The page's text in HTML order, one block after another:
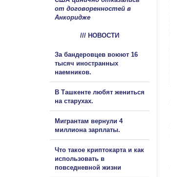
от договоренностей в
Анкоридже
/// НОВОСТИ
За бандеровцев воюют 16
тысяч иностранных
наемников.
В Ташкенте любят жениться
на старухах.
Мигрантам вернули 4
миллиона зарплаты.
Что такое криптокарта и как
использовать в
повседневной жизни